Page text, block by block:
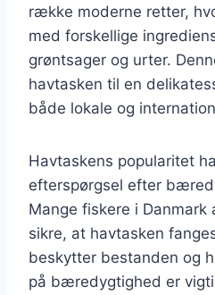
række moderne retter,
med forskellige
grøntsager og urter.
havtasken til en
både lokale og
Havtaskens popularitet
efterspørgsel efter
Mange fiskere i Danmark
sikre, at havtasken
beskytter bestanden og
på bæredygtighed er